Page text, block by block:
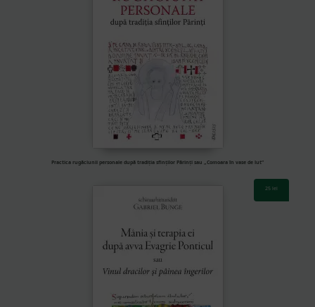
Practica rugăciunii personale după tradiția sfinților Părinți sau „Comoara în vase de lut”
25lei